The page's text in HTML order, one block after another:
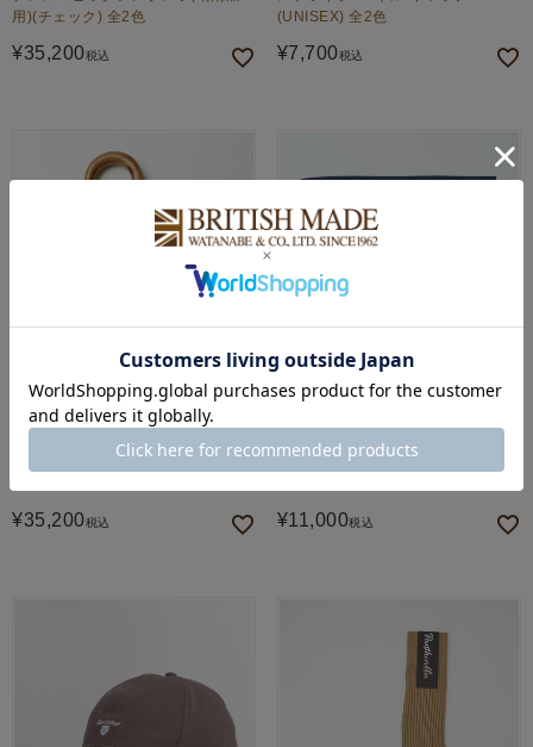
用)(チェック) 全2色
¥35,200税込
(UNISEX) 全2色
¥7,700税込
FOX UMBRELLAS
¥35,200税込
BRITISH MADE
シスルスカーフ(シルクサテン)
¥11,000税込